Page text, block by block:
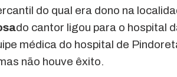
do qual era dono na
do cantor ligou para o hospital
médica do hospital de
não houve êxito.